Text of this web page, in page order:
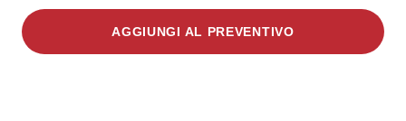
45x27
quantità
AGGIUNGI AL PREVENTIVO